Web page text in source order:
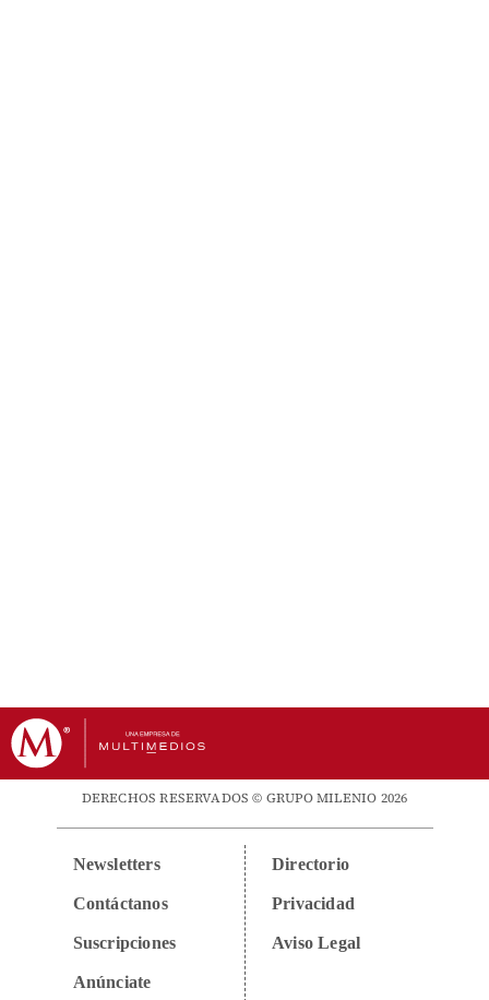
DERECHOS RESERVADOS © GRUPO MILENIO 2026
Newsletters
Contáctanos
Suscripciones
Anúnciate
Directorio
Privacidad
Aviso Legal